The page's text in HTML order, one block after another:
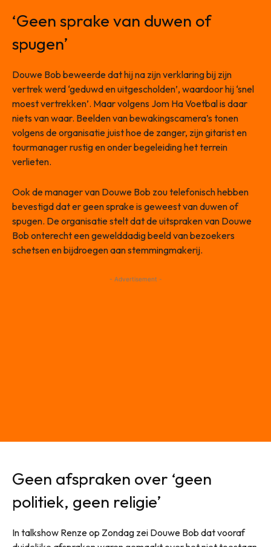
‘Geen sprake van duwen of
spugen’
Douwe Bob beweerde dat hij na zijn verklaring bij zijn
vertrek werd ‘geduwd en uitgescholden’, waardoor hij ‘snel
moest vertrekken’. Maar volgens Jom Ha Voetbal is daar
niets van waar. Beelden van bewakingscamera’s tonen
volgens de organisatie juist hoe de zanger, zijn gitarist en
tourmanager rustig en onder begeleiding het terrein
verlieten.
Ook de manager van Douwe Bob zou telefonisch hebben
bevestigd dat er geen sprake is geweest van duwen of
spugen. De organisatie stelt dat de uitspraken van Douwe
Bob onterecht een gewelddadig beeld van bezoekers
schetsen en bijdroegen aan stemmingmakerij.
- Advertisement -
Geen afspraken over ‘geen
politiek, geen religie’
In talkshow Renze op Zondag zei Douwe Bob dat vooraf